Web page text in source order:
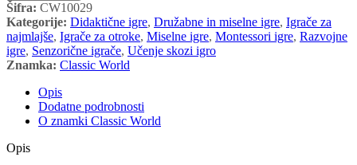
Šifra: CW10029
Kategorije: Didaktične igre, Družabne in miselne igre, Igrače za
najmlajše, Igrače za otroke, Miselne igre, Montessori igre, Razvojne
igre, Senzorične igrače, Učenje skozi igro
Znamka: Classic World
Opis
Dodatne podrobnosti
O znamki Classic World
Opis